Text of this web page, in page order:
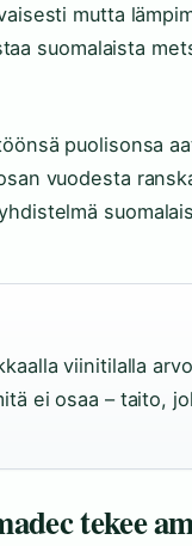
mutta
suomalaista
puolisonsa
vuodesta
viinitilalla
ei osaa – taito,
tekee